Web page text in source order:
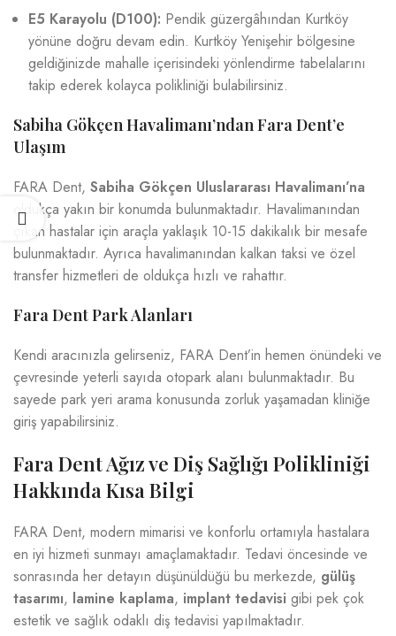
E5 Karayolu (D100): Pendik güzergâhından Kurtköy
yönüne doğru devam edin. Kurtköy Yenişehir bölgesine
geldiğinizde mahalle içerisindeki yönlendirme tabelalarını
takip ederek kolayca polikliniği bulabilirsiniz.
Sabiha Gökçen Havalimanı’ndan Fara Dent’e
Ulaşım
FARA Dent, Sabiha Gökçen Uluslararası Havalimanı’na
oldukça yakın bir konumda bulunmaktadır. Havalimanından
çıkan hastalar için araçla yaklaşık 10-15 dakikalık bir mesafe
bulunmaktadır. Ayrıca havalimanından kalkan taksi ve özel
transfer hizmetleri de oldukça hızlı ve rahattır.
Fara Dent Park Alanları
Kendi aracınızla gelirseniz, FARA Dent’in hemen önündeki ve
çevresinde yeterli sayıda otopark alanı bulunmaktadır. Bu
sayede park yeri arama konusunda zorluk yaşamadan kliniğe
giriş yapabilirsiniz.
Fara Dent Ağız ve Diş Sağlığı Polikliniği
Hakkında Kısa Bilgi
FARA Dent, modern mimarisi ve konforlu ortamıyla hastalara
en iyi hizmeti sunmayı amaçlamaktadır. Tedavi öncesinde ve
sonrasında her detayın düşünüldüğü bu merkezde, gülüş
tasarımı, lamine kaplama, implant tedavisi gibi pek çok
estetik ve sağlık odaklı diş tedavisi yapılmaktadır.